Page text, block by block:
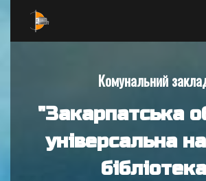
Комунальний
"Закарпатська
універсальна
бібліотека